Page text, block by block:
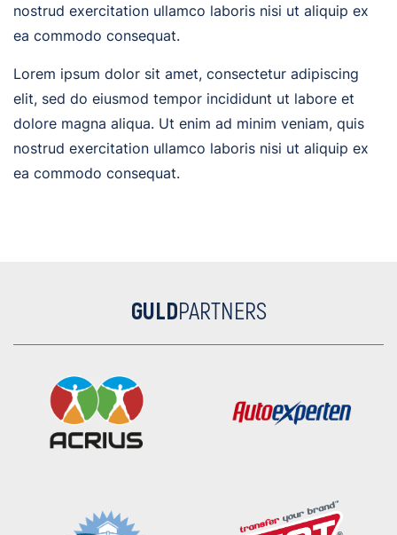
nostrud exercitation ullamco laboris nisi ut aliquip ex
ea commodo consequat.
Lorem ipsum dolor sit amet, consectetur adipiscing
elit, sed do eiusmod tempor incididunt ut labore et
dolore magna aliqua. Ut enim ad minim veniam, quis
nostrud exercitation ullamco laboris nisi ut aliquip ex
ea commodo consequat.
GULDPARTNERS